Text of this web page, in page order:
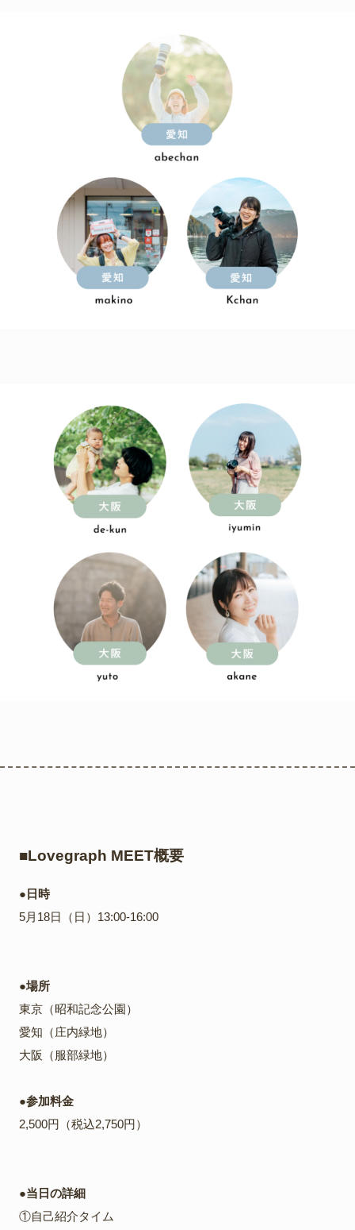
■Lovegraph MEET概要
●日時
5月18日（日）13:00-16:00
●場所
東京（昭和記念公園）
愛知（庄内緑地）
大阪（服部緑地）
●参加料金
2,500円（税込2,750円）
●当日の詳細
①自己紹介タイム